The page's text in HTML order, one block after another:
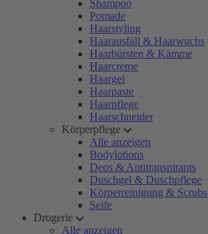
Shampoo
Pomade
Haarstyling
Haarausfall & Haarwuchs
Haarbürsten & Kämme
Haarcreme
Haargel
Haarpaste
Haarpflege
Haarschneider
Körperpflege
Alle anzeigen
Bodylotions
Deos & Antitranspirants
Duschgel & Duschpflege
Körperreinigung & Scrubs
Seife
Drogerie
Alle anzeigen